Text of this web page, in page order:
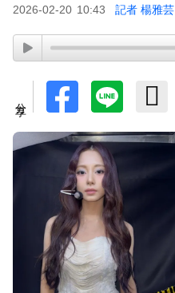
2026-02-20 10:43 記者 楊雅芸